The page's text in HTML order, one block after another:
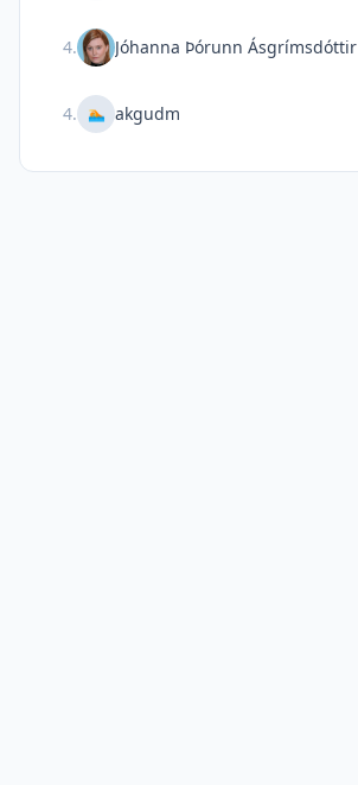
4. Jóhanna Þórunn Ásgrímsdóttir
4. 🏊 akgudm